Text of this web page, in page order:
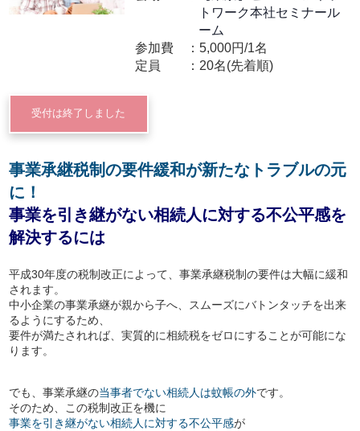
トワーク本社セミナール
ーム
参加費
5,000円/1名
定員
20名(先着順)
受付は終了しました
事業承継税制の要件緩和が新たなトラブルの元
に！
事業を引き継がない相続人に対する不公平感を
解決するには
平成30年度の税制改正によって、事業承継税制の要件は大幅に緩和
されます。
中小企業の事業承継が親から子へ、スムーズにバトンタッチを出来
るようにするため、
要件が満たされれば、実質的に相続税をゼロにすることが可能にな
ります。
でも、事業承継の当事者でない相続人は蚊帳の外です。
そのため、この税制改正を機に
事業を引き継がない相続人に対する不公平感が